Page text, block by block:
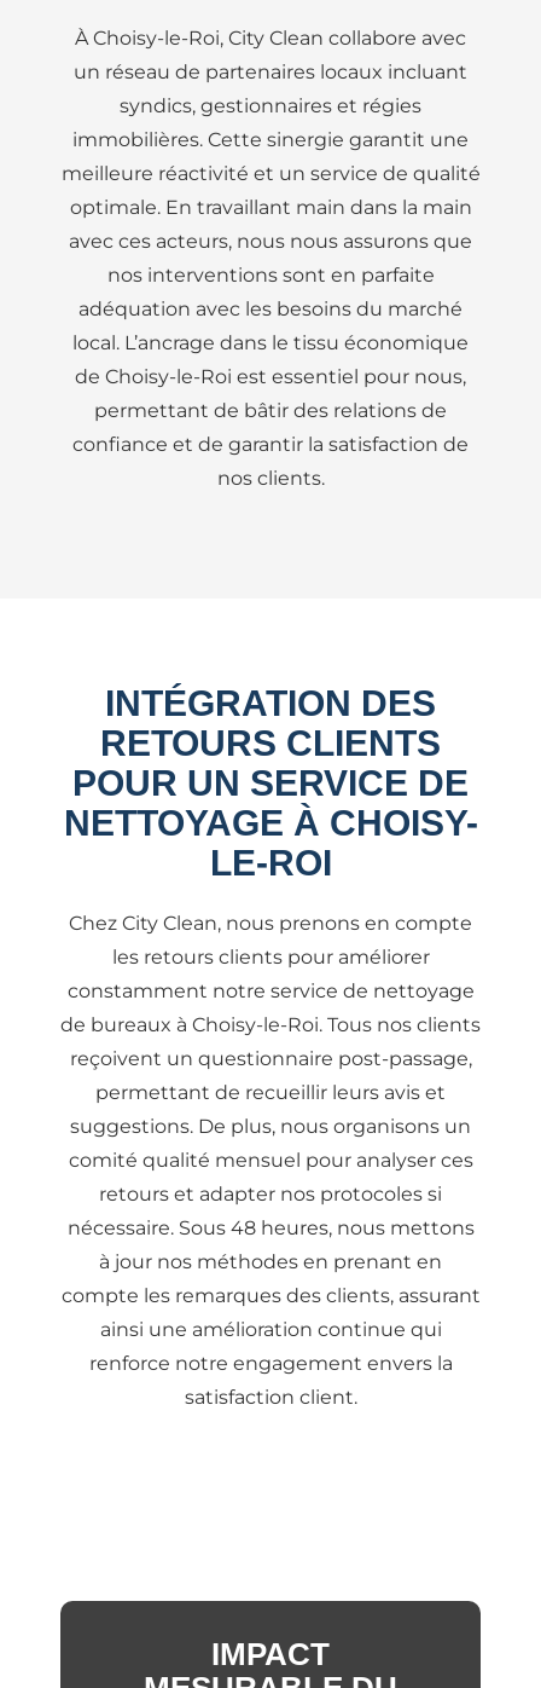
À Choisy-le-Roi, City Clean collabore avec
un réseau de partenaires locaux incluant
syndics, gestionnaires et régies
immobilières. Cette sinergie garantit une
meilleure réactivité et un service de qualité
optimale. En travaillant main dans la main
avec ces acteurs, nous nous assurons que
nos interventions sont en parfaite
adéquation avec les besoins du marché
local. L’ancrage dans le tissu économique
de Choisy-le-Roi est essentiel pour nous,
permettant de bâtir des relations de
confiance et de garantir la satisfaction de
nos clients.
INTÉGRATION DES
RETOURS CLIENTS
POUR UN SERVICE DE
NETTOYAGE À CHOISY-
LE-ROI
Chez City Clean, nous prenons en compte
les retours clients pour améliorer
constamment notre service de nettoyage
de bureaux à Choisy-le-Roi. Tous nos clients
reçoivent un questionnaire post-passage,
permettant de recueillir leurs avis et
suggestions. De plus, nous organisons un
comité qualité mensuel pour analyser ces
retours et adapter nos protocoles si
nécessaire. Sous 48 heures, nous mettons
à jour nos méthodes en prenant en
compte les remarques des clients, assurant
ainsi une amélioration continue qui
renforce notre engagement envers la
satisfaction client.
IMPACT